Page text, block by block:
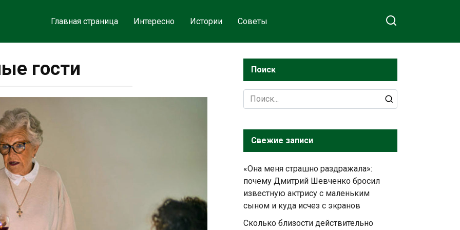
Главная страница Интересно Истории Советы
гости Поиск
Search
for:
Свежие записи
«Она меня страшно раздражала»:
почему Дмитрий Шевченко бросил
известную актрису с маленьким
сыном и куда исчез с экранов
Сколько близости действительно